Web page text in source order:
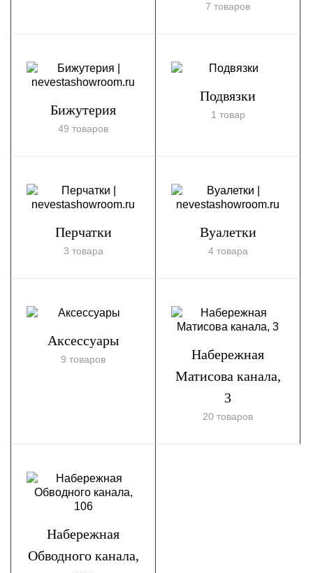
7 товаров
Бижутерия
49 товаров
Подвязки
1 товар
Перчатки
3 товара
Вуалетки
4 товара
Аксессуары
9 товаров
Набережная
Матисова канала,
3
20 товаров
Набережная
Обводного канала,